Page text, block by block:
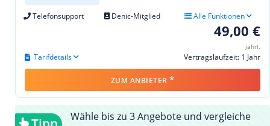
Telefonsupport Denic-Mitglied Alle Funktionen
49,00 €
jährl.
Vertragslaufzeit: 1 Jahr
Tarifdetails
ZUM ANBIETER *
Wähle bis zu 3 Angebote und vergleiche